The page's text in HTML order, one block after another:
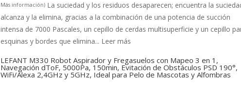
Más información) La suciedad y los residuos desaparecen; encuentra la
alcanza y la elimina, gracias a la combinación de una potencia de succión
intensa de 7000 Pascales, un cepillo de cerdas multisuperficie y un cepillo
esquinas y bordes que elimina... Leer más
LEFANT M330 Robot Aspirador y Fregasuelos con Mapeo 3 en 1,
Navegación dToF, 5000Pa, 150min, Evitación de Obstáculos PSD 190°,
WiFi/Alexa 2,4GHz y 5GHz, Ideal para Pelo de Mascotas y Alfombras